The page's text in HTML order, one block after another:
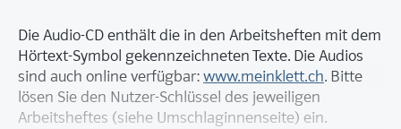
Die Audio-CD enthält die in den Arbeitsheften mit dem
Hörtext-Symbol gekennzeichneten Texte. Die Audios
sind auch online verfügbar:www.meinklett.ch. Bitte
lösen Sie den Nutzer-Schlüssel des jeweiligen
Arbeitsheftes (siehe Umschlaginnenseite) ein.